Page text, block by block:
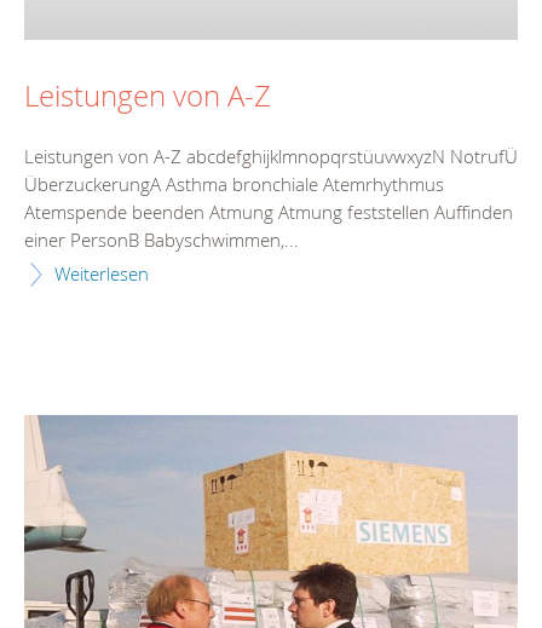
Leistungen von A-Z
Leistungen von A-Z abcdefghijklmnopqrstüuvwxyzN NotrufÜ
ÜberzuckerungA Asthma bronchiale Atemrhythmus
Atemspende beenden Atmung Atmung feststellen Auffinden
einer PersonB Babyschwimmen,...
Weiterlesen